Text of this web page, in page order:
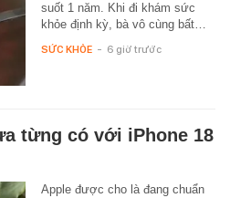
suốt 1 năm. Khi đi khám sức
khỏe định kỳ, bà vô cùng bất…
SỨC KHỎE - 6 giờ trước
từng có với iPhone 18
Apple được cho là đang chuẩn